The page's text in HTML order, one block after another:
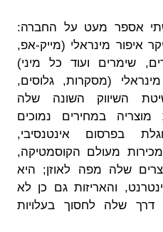
אספר מעט על החברה:
איפור מינראלי (מייק-אפ,
שימרים ועוד כל מיני)
(מסקרות, גלוסים,
השיווק השונה שלה
במחירים נמוכים
בפרסום אינטנסיבי,
מעולם הקוסמטיקה,
שלה מפה לאוזן; היא
והאריזות גם כן לא
דרך שלה לחסוך בעלויות